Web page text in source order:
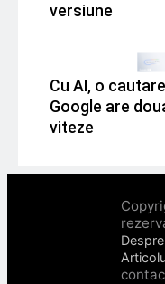
versiune
Cu AI, o cautare
Google are
viteze